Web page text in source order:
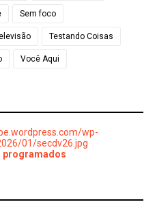
Sem foco
Testando Coisas
Você Aqui
programados